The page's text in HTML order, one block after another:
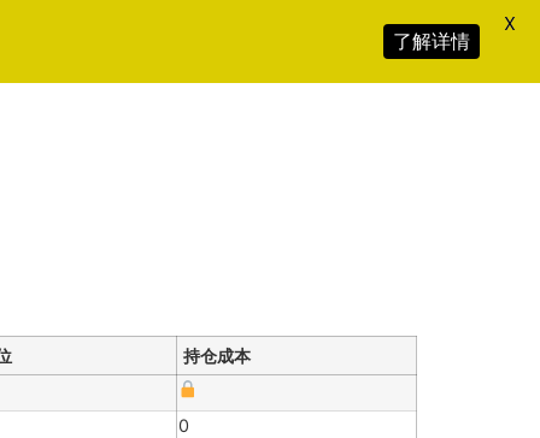
持仓成本
0
了解详情
X